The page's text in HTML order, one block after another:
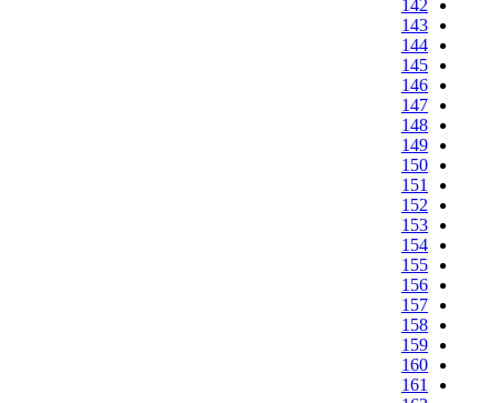
142
143
144
145
146
147
148
149
150
151
152
153
154
155
156
157
158
159
160
161